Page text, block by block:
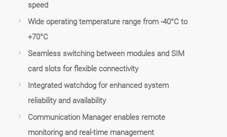
speed
Wide operating temperature range from -40°C to
+70°C
Seamless switching between modules and SIM
card slots for flexible connectivity
Integrated watchdog for enhanced system
reliability and availability
Communication Manager enables remote
monitoring and real-time management